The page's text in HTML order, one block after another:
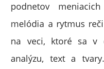
podnetov
melódia a rytmus
na veci, ktoré sa v
analýzu, text a